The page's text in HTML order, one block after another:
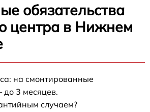
обязательства
центра в Нижнем
на смонтированные
3 месяцев.
случаем?